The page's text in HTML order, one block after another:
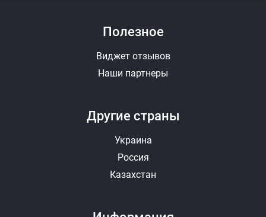
Другие страны
Украина
Россия
Казахстан
Полезное
Виджет отзывов
Наши партнеры